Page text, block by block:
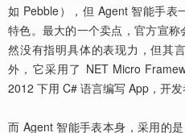
如 Pebble），但 Agent 智能手表
特色。最大的一个卖点，官方宣
然没有指明具体的表现力，但其
外，它采用了 NET Micro
2012 下用 C# 语言编写 App，开发
而 Agent 智能手表本身，采用的